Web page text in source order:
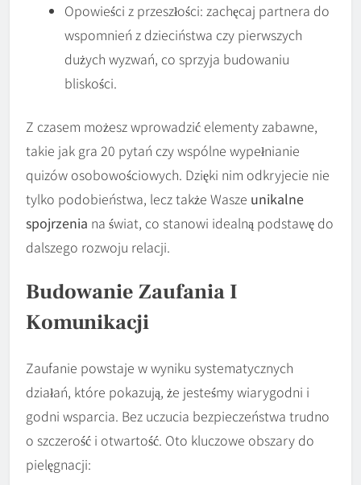
Opowieści z przeszłości: zachęcaj partnera do
wspomnień z dzieciństwa czy pierwszych
dużych wyzwań, co sprzyja budowaniu
bliskości.
Z czasem możesz wprowadzić elementy zabawne,
takie jak gra 20 pytań czy wspólne wypełnianie
quizów osobowościowych. Dzięki nim odkryjecie nie
tylko podobieństwa, lecz także Wasze unikalne
spojrzenia na świat, co stanowi idealną podstawę do
dalszego rozwoju relacji.
Budowanie Zaufania I
Komunikacji
Zaufanie powstaje w wyniku systematycznych
działań, które pokazują, że jesteśmy wiarygodni i
godni wsparcia. Bez uczucia bezpieczeństwa trudno
o szczerość i otwartość. Oto kluczowe obszary do
pielęgnacji: